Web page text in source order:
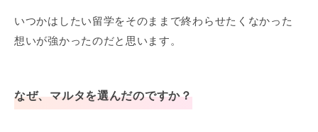
いつかはしたい留学をそのままで終わらせたくなかった
想いが強かったのだと思います。
なぜ、マルタを選んだのですか？